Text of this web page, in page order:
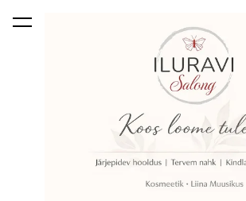
lisati ostukorvi. Vaata ostukorvi